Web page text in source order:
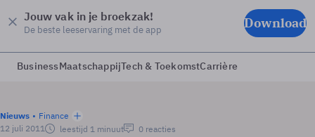
Jouw vak in je broekzak!
De beste leeservaring met de app Download
BusinessMaatschappijTech & ToekomstCarrière
Nieuws
Finance
12 juli 2011
leestijd 1 minuut 0 reacties